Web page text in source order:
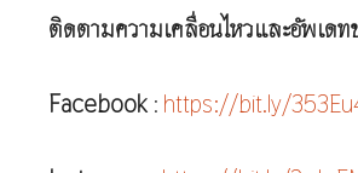
ติดตามความเคลื่อนไหวและอัพเดท
Facebook : https://bit.ly/